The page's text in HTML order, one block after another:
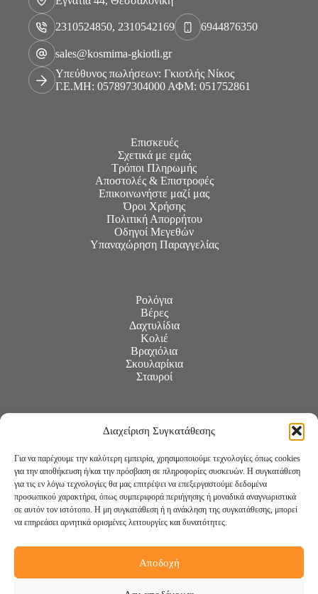
Διαχείριση Συγκατάθεσης
Για να παρέχουμε την καλύτερη εμπειρία, χρησιμοποιούμε τεχνολογίες όπως cookies
για την αποθήκευση ή/και την πρόσβαση σε πληροφορίες συσκευών. Η συγκατάθεση
για τις εν λόγω τεχνολογίες θα μας επιτρέψει να επεξεργαστούμε δεδομένα
προσωπικού χαρακτήρα, όπως συμπεριφορά περιήγησης ή μοναδικά αναγνωριστικά
σε αυτόν τον ιστότοπο. Η μη συγκατάθεση ή η ανάκληση της συγκατάθεσης, μπορεί
να επηρεάσει αρνητικά ορισμένες λειτουργίες και δυνατότητες.
Αποδοχή
2310524850, 2310542169 6944876350
sales@kosmima-gkiotli.gr
Υπεύθυνος πωλήσεων: Γκιοτλής Νίκος
Γ.Ε.ΜΗ: 057897304000 ΑΦΜ: 051752861
Επισκευές
Σχετικά με εμάς
Τρόποι Πληρωμής
Αποστολές & Επιστροφές
Επικοινωνήστε μαζί μας
Όροι Χρήσης
Πολιτική Απορρήτου
Οδηγοί Μεγεθών
Υπαναχώρηση Παραγγελίας
Ρολόγια
Βέρες
Δαχτυλίδια
Κολιέ
Βραχιόλια
Σκουλαρίκια
Σταυροί